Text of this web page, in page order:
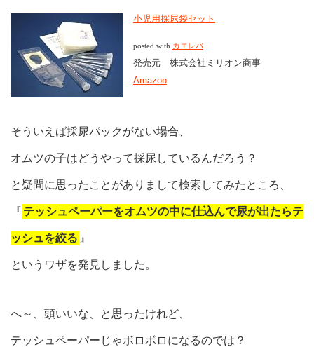
小児用採尿袋セット
posted with カエレバ
発売元 株式会社ミリオン商事
Amazon
そういえば採尿パックがない場合、
オムツの子はどうやって採尿しているんだろう？
と疑問に思ったことがありまして検索してみたところ、
『 テッシュペーパーをオムツの中に仕込んで尿が出たらテ
ッシュを絞る 』
というワザを発見しました。
へ～、頭いいな、と思ったけれど、
テッシュペーパーじゃボロボロになるのでは？